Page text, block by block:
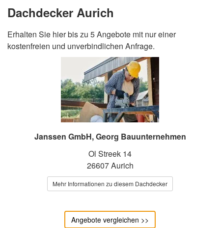
Dachdecker Aurich
Erhalten Sie hier bis zu 5 Angebote mit nur einer
kostenfreien und unverbindlichen Anfrage.
Janssen GmbH, Georg Bauunternehmen
Ol Streek 14
26607 Aurich
Mehr Informationen zu diesem Dachdecker
Angebote vergleichen >>